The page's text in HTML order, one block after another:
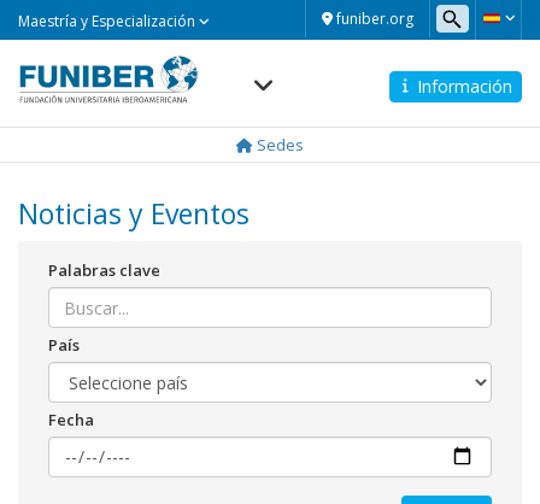
funiber.org
Maestría y Especialización
Información
Sedes
Noticias y Eventos
Palabras clave
País
Fecha